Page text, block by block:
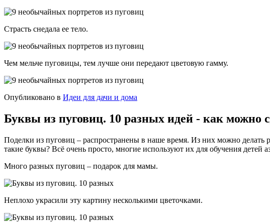
Страсть снедала ее тело.
Чем мельче пуговицы, тем лучше они передают цветовую гамму.
Опубликовано в Идеи для дачи и дома
Буквы из пуговиц. 10 разных идей - как можно
Поделки из пуговиц – распространены в наше время. Из них можно делать
такие буквы? Всё очень просто, многие используют их для обучения
Много разных пуговиц – подарок для мамы.
Неплохо украсили эту картину несколькими цветочками.